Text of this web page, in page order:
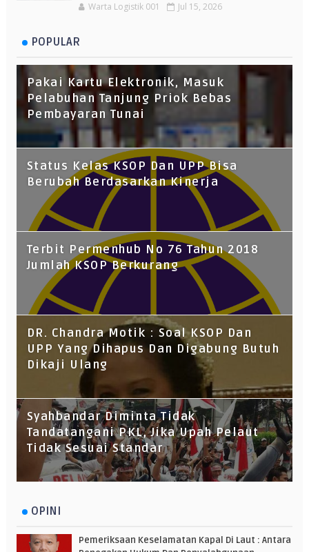
Warta Logistik 001 Jul 15, 2026
POPULAR
Pakai Kartu Elektronik, Masuk
Pelabuhan Tanjung Priok Bebas
Pembayaran Tunai
Status Kelas KSOP Dan UPP Bisa
Berubah Berdasarkan Kinerja
Terbit Permenhub No 76 Tahun 2018
Jumlah KSOP Berkurang
DR. Chandra Motik : Soal KSOP Dan
UPP Yang Dihapus Dan Digabung Butuh
Dikaji Ulang
Syahbandar Diminta Tidak
Tandatangani PKL, Jika Upah Pelaut
Tidak Sesuai Standar
OPINI
Pemeriksaan Keselamatan Kapal Di Laut : Antara